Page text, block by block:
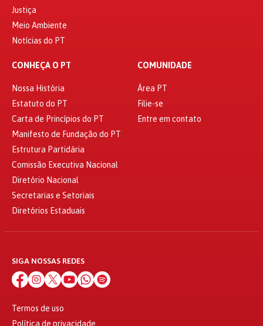
Justiça
Meio Ambiente
Notícias do PT
CONHEÇA O PT
Nossa História
Estatuto do PT
Carta de Princípios do PT
Manifesto de Fundação do PT
Estrutura Partidária
Comissão Executiva Nacional
Diretório Nacional
Secretarias e Setoriais
Diretórios Estaduais
COMUNIDADE
Área PT
Filie-se
Entre em contato
SIGA NOSSAS REDES
Termos de uso
Política de privacidade